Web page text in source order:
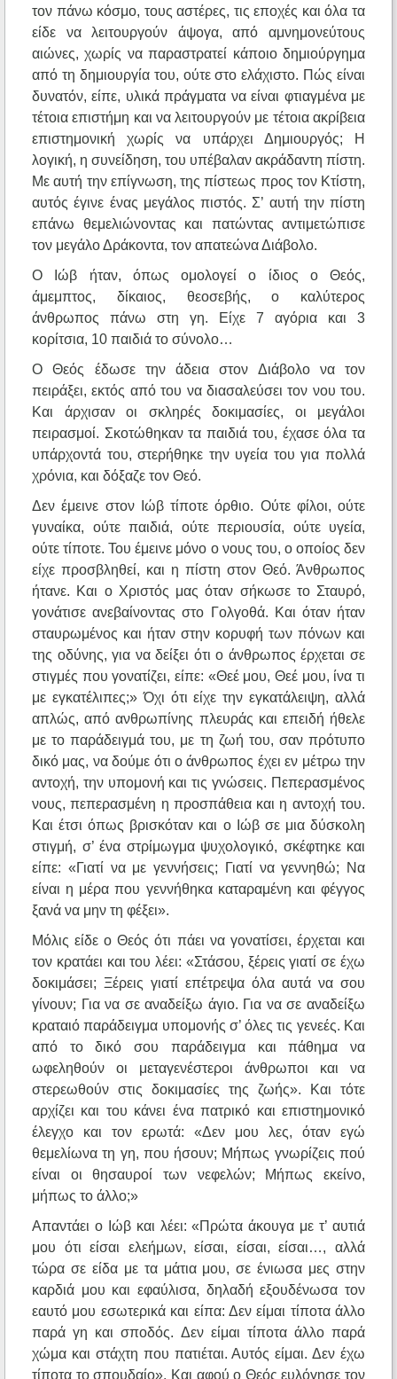
τον πάνω κόσμο, τους αστέρες, τις εποχές και όλα τα
είδε να λειτουργούν άψογα, από αμνημονεύτους
αιώνες, χωρίς να παραστρατεί κάποιο δημιούργημα
από τη δημιουργία του, ούτε στο ελάχιστο. Πώς είναι
δυνατόν, είπε, υλικά πράγματα να είναι φτιαγμένα με
τέτοια επιστήμη και να λειτουργούν με τέτοια ακρίβεια
επιστημονική χωρίς να υπάρχει Δημιουργός; Η
λογική, η συνείδηση, του υπέβαλαν ακράδαντη πίστη.
Με αυτή την επίγνωση, της πίστεως προς τον Κτίστη,
αυτός έγινε ένας μεγάλος πιστός. Σ’ αυτή την πίστη
επάνω θεμελιώνοντας και πατώντας αντιμετώπισε
τον μεγάλο Δράκοντα, τον απατεώνα Διάβολο.
Ο Ιώβ ήταν, όπως ομολογεί ο ίδιος ο Θεός,
άμεμπτος, δίκαιος, θεοσεβής, ο καλύτερος
άνθρωπος πάνω στη γη. Είχε 7 αγόρια και 3
κορίτσια, 10 παιδιά το σύνολο…
Ο Θεός έδωσε την άδεια στον Διάβολο να τον
πειράξει, εκτός από του να διασαλεύσει τον νου του.
Και άρχισαν οι σκληρές δοκιμασίες, οι μεγάλοι
πειρασμοί. Σκοτώθηκαν τα παιδιά του, έχασε όλα τα
υπάρχοντά του, στερήθηκε την υγεία του για πολλά
χρόνια, και δόξαζε τον Θεό.
Δεν έμεινε στον Ιώβ τίποτε όρθιο. Ούτε φίλοι, ούτε
γυναίκα, ούτε παιδιά, ούτε περιουσία, ούτε υγεία,
ούτε τίποτε. Του έμεινε μόνο ο νους του, ο οποίος δεν
είχε προσβληθεί, και η πίστη στον Θεό. Άνθρωπος
ήτανε. Και ο Χριστός μας όταν σήκωσε το Σταυρό,
γονάτισε ανεβαίνοντας στο Γολγοθά. Και όταν ήταν
σταυρωμένος και ήταν στην κορυφή των πόνων και
της οδύνης, για να δείξει ότι ο άνθρωπος έρχεται σε
στιγμές που γονατίζει, είπε: «Θεέ μου, Θεέ μου, ίνα τι
με εγκατέλιπες;» Όχι ότι είχε την εγκατάλειψη, αλλά
απλώς, από ανθρωπίνης πλευράς και επειδή ήθελε
με το παράδειγμά του, με τη ζωή του, σαν πρότυπο
δικό μας, να δούμε ότι ο άνθρωπος έχει εν μέτρω την
αντοχή, την υπομονή και τις γνώσεις. Πεπερασμένος
νους, πεπερασμένη η προσπάθεια και η αντοχή του.
Και έτσι όπως βρισκόταν και ο Ιώβ σε μια δύσκολη
στιγμή, σ’ ένα στρίμωγμα ψυχολογικό, σκέφτηκε και
είπε: «Γιατί να με γεννήσεις; Γιατί να γεννηθώ; Να
είναι η μέρα που γεννήθηκα καταραμένη και φέγγος
ξανά να μην τη φέξει».
Μόλις είδε ο Θεός ότι πάει να γονατίσει, έρχεται και
τον κρατάει και του λέει: «Στάσου, ξέρεις γιατί σε έχω
δοκιμάσει; Ξέρεις γιατί επέτρεψα όλα αυτά να σου
γίνουν; Για να σε αναδείξω άγιο. Για να σε αναδείξω
κραταιό παράδειγμα υπομονής σ’ όλες τις γενεές. Και
από το δικό σου παράδειγμα και πάθημα να
ωφεληθούν οι μεταγενέστεροι άνθρωποι και να
στερεωθούν στις δοκιμασίες της ζωής». Και τότε
αρχίζει και του κάνει ένα πατρικό και επιστημονικό
έλεγχο και τον ερωτά: «Δεν μου λες, όταν εγώ
θεμελίωνα τη γη, που ήσουν; Μήπως γνωρίζεις πού
είναι οι θησαυροί των νεφελών; Μήπως εκείνο,
μήπως το άλλο;»
Απαντάει ο Ιώβ και λέει: «Πρώτα άκουγα με τ’ αυτιά
μου ότι είσαι ελεήμων, είσαι, είσαι, είσαι…, αλλά
τώρα σε είδα με τα μάτια μου, σε ένιωσα μες στην
καρδιά μου και εφαύλισα, δηλαδή εξουδένωσα τον
εαυτό μου εσωτερικά και είπα: Δεν είμαι τίποτα άλλο
παρά γη και σποδός. Δεν είμαι τίποτα άλλο παρά
χώμα και στάχτη που πατιέται. Αυτός είμαι. Δεν έχω
τίποτα το σπουδαίο». Και αφού ο Θεός ευλόγησε τον